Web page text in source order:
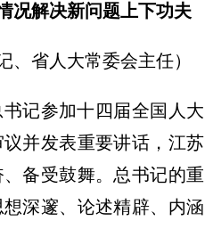
况解决新问题上下功夫
、省人大常委会主任）
记参加十四届全国人大
并发表重要讲话，江苏
备受鼓舞。总书记的重
深邃、论述精辟、内涵